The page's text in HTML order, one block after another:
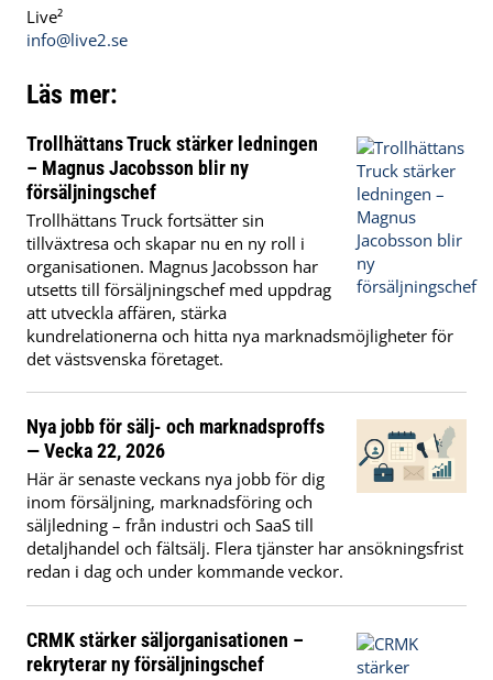
Live²
info@live2.se
Läs mer:
Trollhättans Truck stärker ledningen
– Magnus Jacobsson blir ny
försäljningschef
Trollhättans Truck fortsätter sin
tillväxtresa och skapar nu en ny roll i
organisationen. Magnus Jacobsson har
utsetts till försäljningschef med uppdrag
att utveckla affären, stärka
kundrelationerna och hitta nya marknadsmöjligheter för
det västsvenska företaget.
Nya jobb för sälj- och marknadsproffs
— Vecka 22, 2026
Här är senaste veckans nya jobb för dig
inom försäljning, marknadsföring och
säljledning – från industri och SaaS till
detaljhandel och fältsälj. Flera tjänster har ansökningsfrist
redan i dag och under kommande veckor.
CRMK stärker säljorganisationen –
rekryterar ny försäljningschef